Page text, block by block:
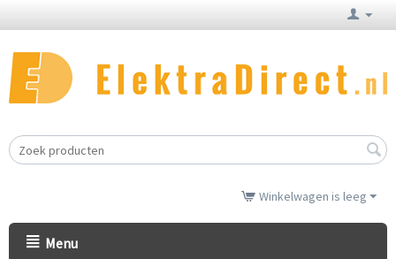
Winkelwagen is leeg
Menu